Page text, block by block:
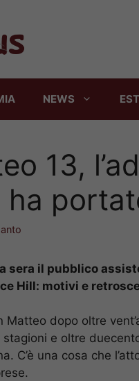
NEWS
13,
ha
sera il pubblico
Hill: motivi e
Matteo dopo oltre
e oltre
C’è una cosa che